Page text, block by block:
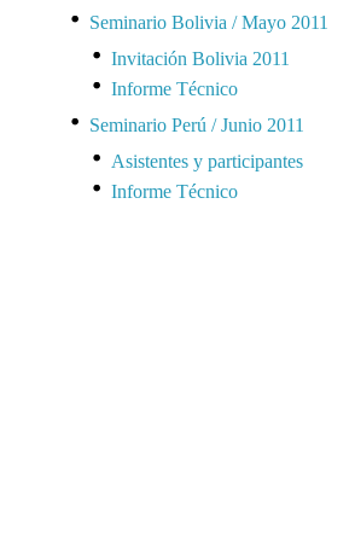
Seminario Bolivia / Mayo 2011
Invitación Bolivia 2011
Informe Técnico
Seminario Perú / Junio 2011
Asistentes y participantes
Informe Técnico